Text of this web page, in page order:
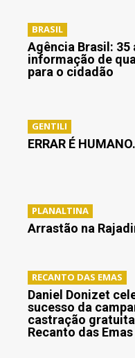
BRASIL
Agência Brasil: 35
informação de
para o cidadão
GENTILI
ERRAR É
PLANALTINA
Arrastão na
RECANTO DAS EMAS
Daniel Donizet
sucesso da
castração
Recanto das Emas